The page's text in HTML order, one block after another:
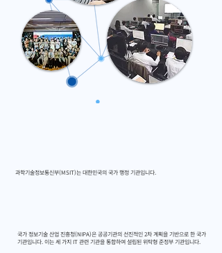
과학기술정보통신부(MSIT)는 대한민국의 국가 행정 기관입니다.
국가 정보기술 산업 진흥청(NIPA)은 공공기관의 선진적인 2차 계획을 기반으로 한 국가
기관입니다. 이는 세 가지 IT 관련 기관을 통합하여 설립된 위탁형 준정부 기관입니다.